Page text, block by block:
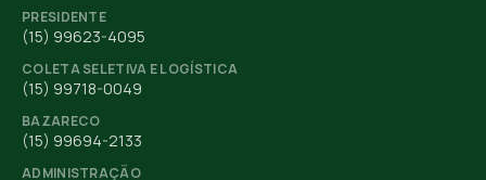
PRESIDENTE
(15) 99623-4095
COLETA SELETIVA E LOGÍSTICA
(15) 99718-0049
BAZARECO
(15) 99694-2133
ADMINISTRAÇÃO